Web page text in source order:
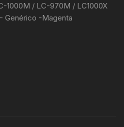
1000M / LC-970M / LC1000X
Genérico -Magenta